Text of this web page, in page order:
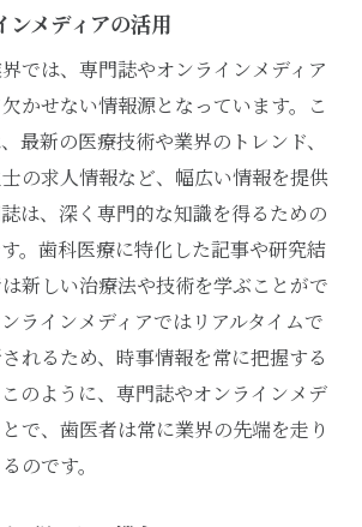
ンメディアの活用
では、専門誌やオンラインメディア
かせない情報源となっています。こ
最新の医療技術や業界のトレンド、
の求人情報など、幅広い情報を提供
は、深く専門的な知識を得るための
。歯科医療に特化した記事や研究結
新しい治療法や技術を学ぶことがで
ラインメディアではリアルタイムで
れるため、時事情報を常に把握する
のように、専門誌やオンラインメデ
で、歯医者は常に業界の先端を走り
のです。